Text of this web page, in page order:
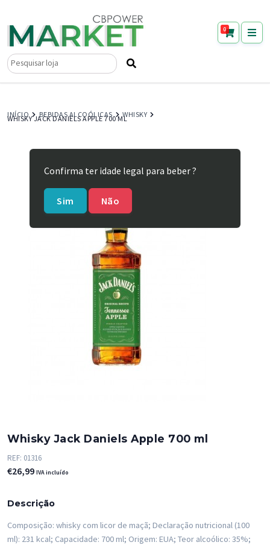
0
Pesquisar
INÍCIO BEBIDAS ALCOÓLICAS WHISKY
WHISKY JACK DANIELS APPLE 700 ML
Confirma ter idade legal para beber ?
Sim Não
Whisky Jack Daniels Apple 700 ml
REF: 01316
€26,99 IVA incluído
Descrição
Composição: whisky com licor de maçã; Declaração nutricional (100
ml): 231 kcal; Capacidade: 700 ml; Origem: EUA; Teor alcoólico: 35%;